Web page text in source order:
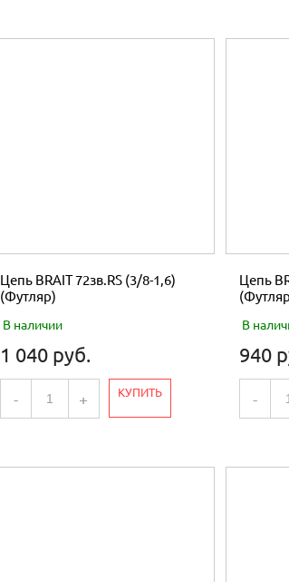
Цепь BRAIT 72зв.RS (3/8-1,6)
(Футляр)
В наличии
1 040 руб.
- + КУПИТЬ
Цепь
В
940
-